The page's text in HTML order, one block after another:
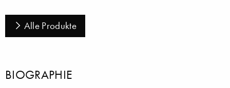
Alle Produkte
BIOGRAPHIE